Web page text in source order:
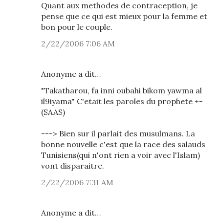
Quant aux methodes de contraception, je
pense que ce qui est mieux pour la femme et
bon pour le couple.
2/22/2006 7:06 AM
Anonyme a dit…
"Takatharou, fa inni oubahi bikom yawma al
il9iyama" C'etait les paroles du prophete +-
(SAAS)
---> Bien sur il parlait des musulmans. La
bonne nouvelle c'est que la race des salauds
Tunisiens(qui n'ont rien a voir avec l'Islam)
vont disparaitre.
2/22/2006 7:31 AM
Anonyme a dit…